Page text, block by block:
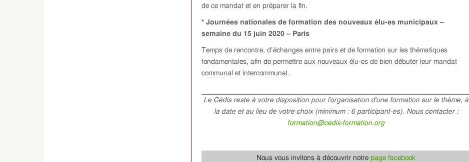
de ce mandat et en préparer la fin.
* Journées nationales de formation des nouveaux élu-es municipaux –
semaine du 15 juin 2020 – Paris
Temps de rencontre, d’échanges entre pairs et de formation sur les thématiques
fondamentales, afin de permettre aux nouveaux élu-es de bien débuter leur mandat
communal et intercommunal.
Le Cédis reste à votre disposition pour l’organisation d’une formation sur le thème, à
la date et au lieu de votre choix (minimum : 6 participant-es). Nous contacter :
formation@cedis-formation.org
Nous vous invitons à découvrir notre page facebook